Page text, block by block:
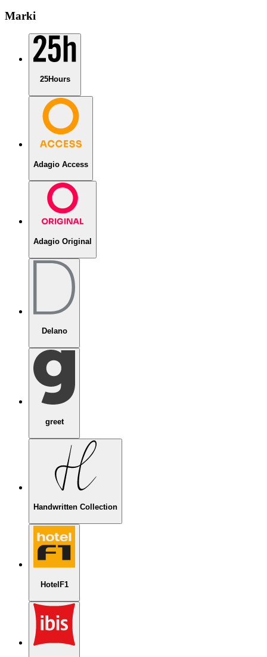
Marki
25Hours
Adagio Access
Adagio Original
Delano
greet
Handwritten Collection
HotelF1